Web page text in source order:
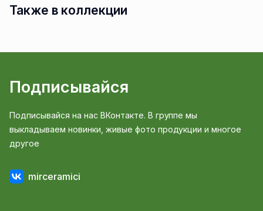
Также в коллекции
Подписывайся
Подписывайся на нас ВКонтакте. В группе мы
выкладываем новинки, живые фото продукции и многое
другое
mirceramici